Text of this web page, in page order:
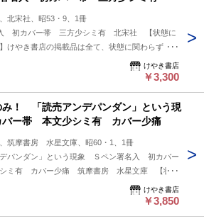
北宋社、昭53・9、1冊
初カバー帯 三方少シミ有 北宋社 【状態に
けやき書店の掲載品は全て、状態に関わらず「中
」と表示されています。「日本の古本屋」は６段階
表記が必須となりましたが、当店の扱う商品の特質
（並）」という表現は考慮にいれないで下さい。
疵につきましては、解説欄等をご参考にして下さ
けやき書店
￥3,300
み！ 「読売アンデパンダン」という現
ー帯 本文少シミ有 カバー少痛
筑摩書房 水星文庫、昭60・1、1冊
デパンダン」という現象 Ｓペン署名入 初カバー
ミ有 カバー少痛 筑摩書房 水星文庫 【状態
意】けやき書店の掲載品は全て、状態に関わらず
並）」と表示されています。「日本の古本屋」は６
けやき書店
￥3,850